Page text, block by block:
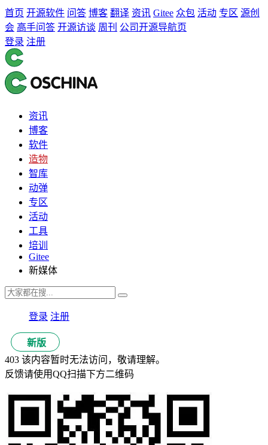
首页 开源软件 问答 博客 翻译 资讯 Gitee 众包 活动 专区 源创
会 高手问答 开源访谈 周刊 公司开源导航页
登录 注册
资讯
博客
软件
造物
智库
动弹
专区
活动
工具
培训
Gitee
新媒体
登录 注册
新版
403 该内容暂时无法访问，敬请理解。
反馈请使用QQ扫描下方二维码